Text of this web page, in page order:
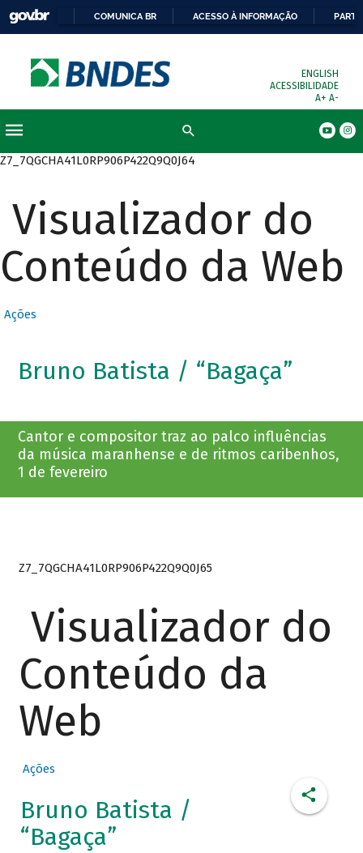
COMUNICA BR ACESSO À INFORMAÇÃO
ENGLISH
ACESSIBILIDADE
A+ A-
Z7_7QGCHA41L0RP906P422Q9Q0J64
Visualizador do
Conteúdo da Web
Ações
Bruno Batista / “Bagaça”
Cantor e compositor traz ao palco influências
da música maranhense e de ritmos caribenhos,
1 de fevereiro
Z7_7QGCHA41L0RP906P422Q9Q0J65
Visualizador do
Conteúdo da
Web
Ações
Bruno Batista /
“Bagaça”